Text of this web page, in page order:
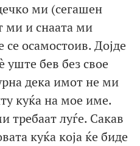
ми (сегашен
ми и снаата ми
се осамостоив. Дојде
уште бев без свое
дека имот не ми
куќа на мое име.
требаат луѓе. Сакав
куќа која ќе биде